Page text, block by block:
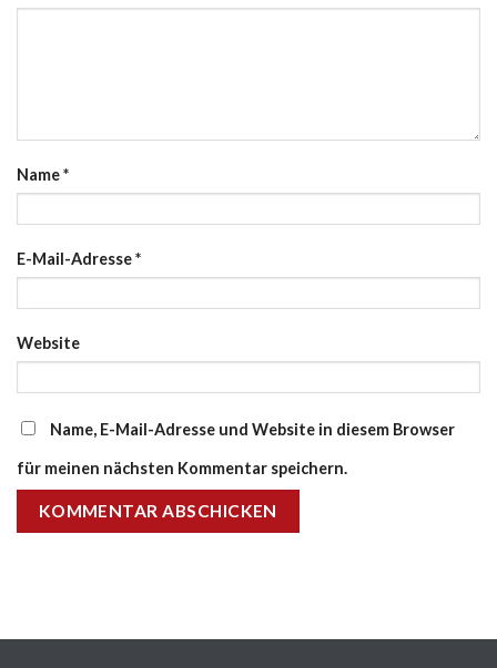
Name*
E-Mail-Adresse*
Website
Name, E-Mail-Adresse und Website in diesem Browser
für meinen nächsten Kommentar speichern.